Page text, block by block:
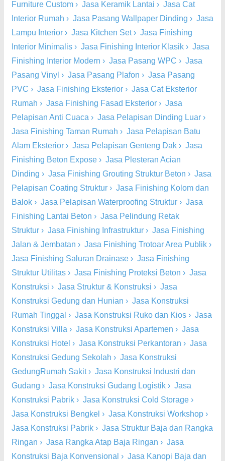
Furniture Custom › Jasa Keramik Lantai › Jasa Cat
Interior Rumah › Jasa Pasang Wallpaper Dinding › Jasa
Lampu Interior › Jasa Kitchen Set› Jasa Finishing
Interior Minimalis › Jasa Finishing Interior Klasik › Jasa
Finishing Interior Modern › Jasa Pasang WPC › Jasa
Pasang Vinyl › Jasa Pasang Plafon › Jasa Pasang
PVC › Jasa Finishing Eksterior › Jasa Cat Eksterior
Rumah › Jasa Finishing Fasad Eksterior › Jasa
Pelapisan Anti Cuaca › Jasa Pelapisan Dinding Luar ›
Jasa Finishing Taman Rumah › Jasa Pelapisan Batu
Alam Eksterior › Jasa Pelapisan Genteng Dak › Jasa
Finishing Beton Expose › Jasa Plesteran Acian
Dinding › Jasa Finishing Grouting Struktur Beton › Jasa
Pelapisan Coating Struktur › Jasa Finishing Kolom dan
Balok › Jasa Pelapisan Waterproofing Struktur › Jasa
Finishing Lantai Beton › Jasa Pelindung Retak
Struktur › Jasa Finishing Infrastruktur › Jasa Finishing
Jalan & Jembatan › Jasa Finishing Trotoar Area Publik ›
Jasa Finishing Saluran Drainase › Jasa Finishing
Struktur Utilitas › Jasa Finishing Proteksi Beton › Jasa
Konstruksi › Jasa Struktur & Konstruksi › Jasa
Konstruksi Gedung dan Hunian › Jasa Konstruksi
Rumah Tinggal › Jasa Konstruksi Ruko dan Kios › Jasa
Konstruksi Villa › Jasa Konstruksi Apartemen › Jasa
Konstruksi Hotel › Jasa Konstruksi Perkantoran › Jasa
Konstruksi Gedung Sekolah › Jasa Konstruksi
GedungRumah Sakit› Jasa Konstruksi Industri dan
Gudang › Jasa Konstruksi Gudang Logistik › Jasa
Konstruksi Pabrik › Jasa Konstruksi Cold Storage ›
Jasa Konstruksi Bengkel › Jasa Konstruksi Workshop ›
Jasa Konstruksi Pabrik › Jasa Struktur Baja dan Rangka
Ringan › Jasa Rangka Atap Baja Ringan › Jasa
Konstruksi Baja Konvensional › Jasa Kanopi Baja dan